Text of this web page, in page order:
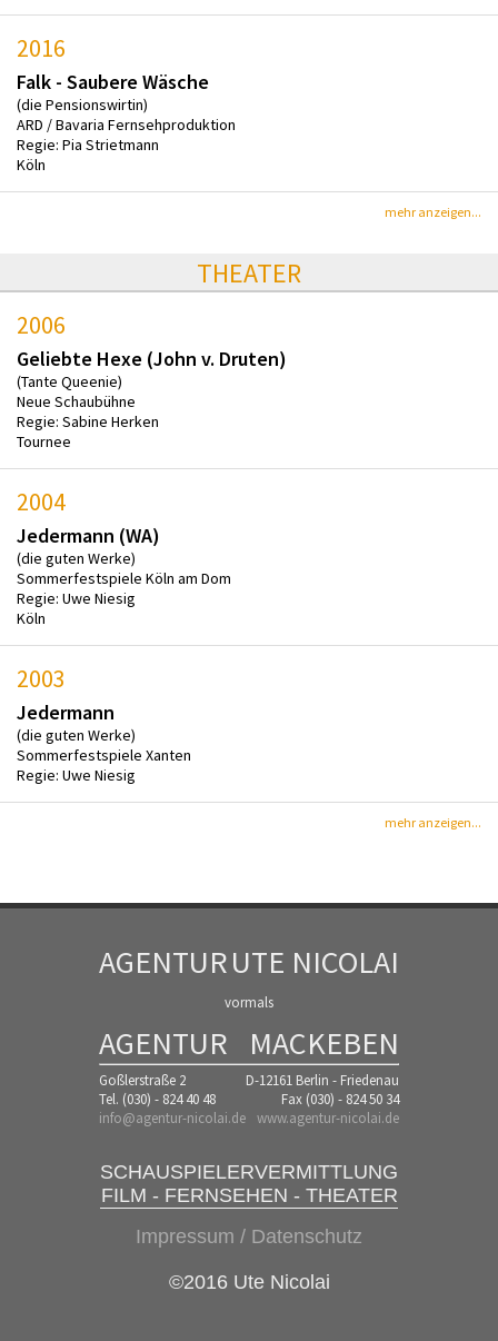
2016
Falk - Saubere Wäsche
(die Pensionswirtin)
ARD / Bavaria Fernsehproduktion
Regie: Pia Strietmann
Köln
mehr anzeigen...
THEATER
2006
Geliebte Hexe (John v. Druten)
(Tante Queenie)
Neue Schaubühne
Regie: Sabine Herken
Tournee
2004
Jedermann (WA)
(die guten Werke)
Sommerfestspiele Köln am Dom
Regie: Uwe Niesig
Köln
2003
Jedermann
(die guten Werke)
Sommerfestspiele Xanten
Regie: Uwe Niesig
mehr anzeigen...
AGENTURUTE NICOLAI
vormals
AGENTUR MACKEBEN
Goßlerstraße 2
D-12161 Berlin - Friedenau
Tel. (030) - 824 40 48
Fax (030) - 824 50 34
info@agentur-nicolai.de www.agentur-nicolai.de
SCHAUSPIELERVERMITTLUNG
FILM - FERNSEHEN - THEATER
Impressum / Datenschutz
©2016 Ute Nicolai